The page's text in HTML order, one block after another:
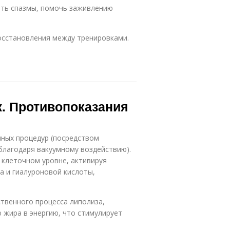
спазмы, помочь заживлению
между тренировками.
Противопоказания
процедур (посредством
вакуумному воздействию).
уровне, активируя
и гиалуроновой кислоты,
процесса липолиза,
в энергию, что стимулирует